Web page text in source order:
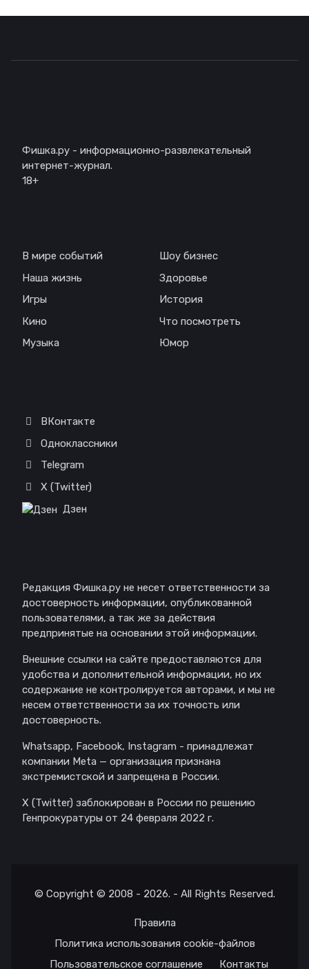
Фишка.ру - информационно-развлекательный
интернет-журнал.
18+
В мире событий
Наша жизнь
Игры
Кино
Музыка
Шоу бизнес
Здоровье
История
Что посмотреть
Юмор
ВКонтакте
Одноклассники
Telegram
X (Twitter)
Дзен
Редакция Фишка.ру не несет ответственности за
достоверность информации, опубликованной
пользователями, а так же за действия
предпринятые на основании этой информации.
Внешние ссылки на сайте предоставляются для
удобства и дополнительной информации, но их
содержание не контролируется авторами, и мы не
несем ответственности за их точность или
достоверность.
Whatsapp, Facebook, Instagram - принадлежат
компании Meta — организация признана
экстремистской и запрещена в России.
X (Twitter) заблокирован в России по решению
Генпрокуратуры от 24 февраля 2022 г.
© Copyright © 2008 - 2026. - All Rights Reserved.
Правила
Политика использования cookie-файлов
Пользовательское соглашение
Контакты